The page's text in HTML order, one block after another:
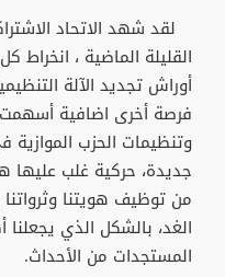
لقد شهد الاتحاد
القليلة الماضية ،
أوراش تجديد الآلة
فرصة أخرى اضافية
وتنظيمات الحزب الموازية
جديدة، حركية غلب عليها
من توظيف هويتنا وثرواتنا
الغد، بالشكل الذي
المستجدات من الأحداث.